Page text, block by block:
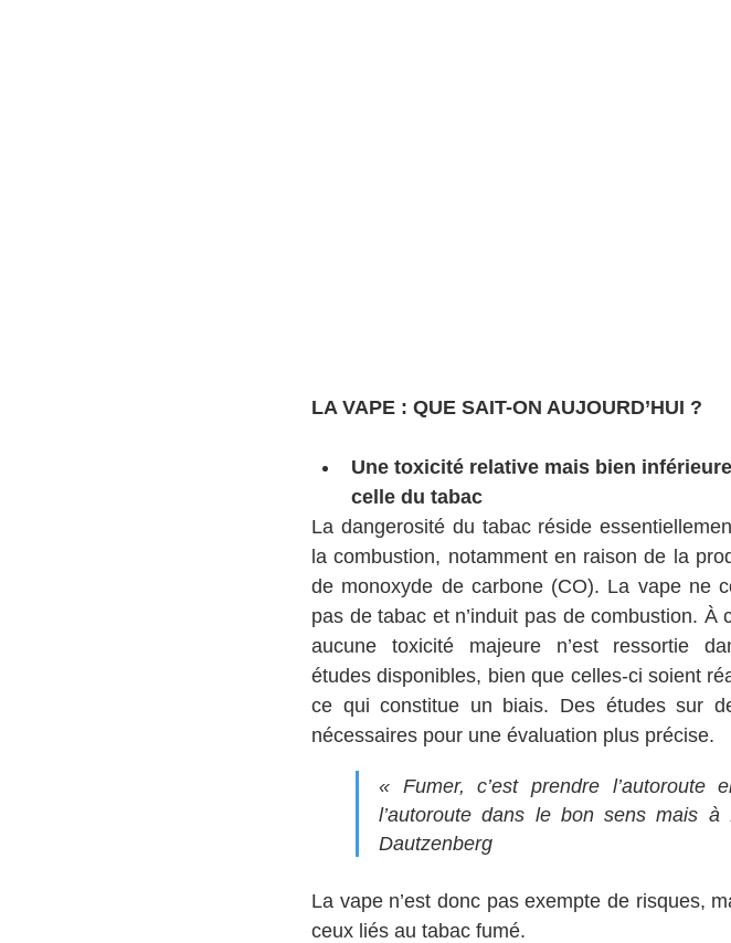
LA VAPE : QUE SAIT-ON AUJOURD’HUI ?
Une toxicité relative mais bien
celle du tabac
La dangerosité du tabac réside
la combustion, notamment en raison de la
de monoxyde de carbone (CO). La vape ne
pas de tabac et n’induit pas de combustion. À
aucune toxicité majeure n’est ressortie
études disponibles, bien que celles-ci soient
ce qui constitue un biais. Des études sur
nécessaires pour une évaluation plus précise.
« Fumer, c’est prendre l’autoroute
l’autoroute dans le bon sens mais
Dautzenberg
La vape n’est donc pas exempte de risques,
ceux liés au tabac fumé.